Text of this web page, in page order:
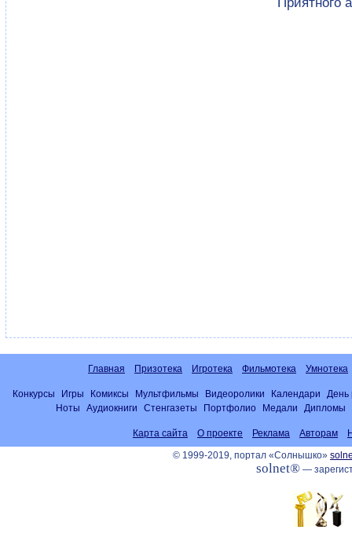
Главная Призотека Игротека Фильмотека Умнотека
Конкурсы Игры Комиксы Мультфильмы Видеоролики Календари
День
Ноты
Аудиокниги Стенгазеты Портфолио Медали Дипломы
Карта сайта О проекте Реклама Авторам
© 1999-2019, портал «Солнышко»
solnet®—